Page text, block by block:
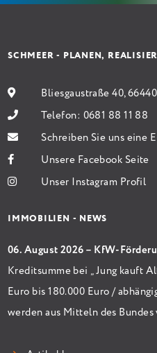
SCHMEER - PLANEN,
Bliesgaustraße 40,
Telefon: 0681 88 11 88
Schreiben Sie uns eine
Unsere Facebook Seite
Unser Instagram Profil
IMMOBILIEN - NEWS
Kreditsumme bei „Jung kauft
Euro bis 180.000 Euro /
werden aus Mitteln des